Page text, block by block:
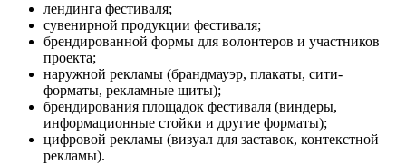
лендинга фестиваля;
сувенирной продукции фестиваля;
брендированной формы для волонтеров и участников
проекта;
наружной рекламы (брандмауэр, плакаты, сити-
форматы, рекламные щиты);
брендирования площадок фестиваля (виндеры,
информационные стойки и другие форматы);
цифровой рекламы (визуал для заставок, контекстной
рекламы).